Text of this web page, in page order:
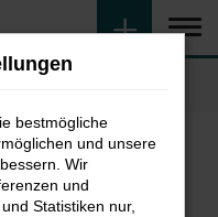
bestmögliche
und unsere
Wir
und
Statistiken nur,